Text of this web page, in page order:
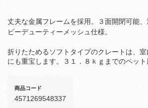
丈夫な金属フレームを採用。３面開閉可能
ビーデューティーメッシュ仕様。
折りたためるソフトタイプのクレートは、
にも重宝します。３１．８ｋｇまでのペット
商品コード
4571269548337